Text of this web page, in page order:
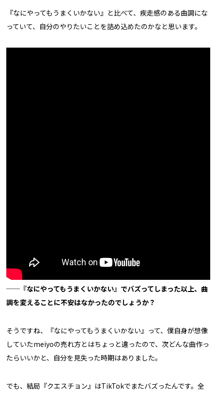
『なにやってもうまくいかない』と比べて、疾走感のある曲調にな
っていて、自分のやりたいことを詰め込めたのかなと思います。
──『なにやってもうまくいかない』でバズってしまった以上、曲
調を変えることに不安はなかったのでしょうか？
そうですね、『なにやってもうまくいかない』って、僕自身が想像
していたmeiyoの売れ方とはちょっと違ったので、次どんな曲作っ
たらいいかと、自分を見失った時期はありました。
でも、結局『クエスチョン』はTikTokでまたバズったんです。全